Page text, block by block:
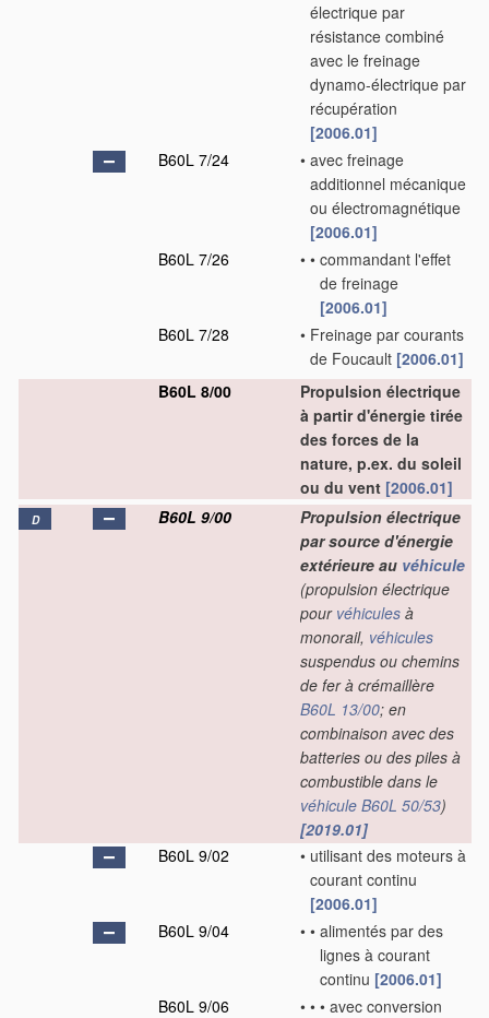
électrique par
résistance combiné
avec le freinage
dynamo-électrique par
récupération
[2006.01]
B60L 7/24
• avec freinage
additionnel mécanique
ou électromagnétique
[2006.01]
B60L 7/26
• • commandant l'effet
de freinage
[2006.01]
B60L 7/28
• Freinage par courants
de Foucault [2006.01]
B60L 8/00
Propulsion électrique
à partir d'énergie tirée
des forces de la
nature, p.ex. du soleil
ou du vent [2006.01]
D B60L 9/00
Propulsion électrique
par source d'énergie
extérieure au véhicule
(propulsion électrique
pour véhicules à
monorail, véhicules
suspendus ou chemins
de fer à crémaillère
B60L 13/00; en
combinaison avec des
batteries ou des piles à
combustible dans le
véhicule B60L 50/53)
[2019.01]
B60L 9/02
• utilisant des moteurs à
courant continu
[2006.01]
B60L 9/04
• • alimentés par des
lignes à courant
continu [2006.01]
B60L 9/06
• • • avec conversion